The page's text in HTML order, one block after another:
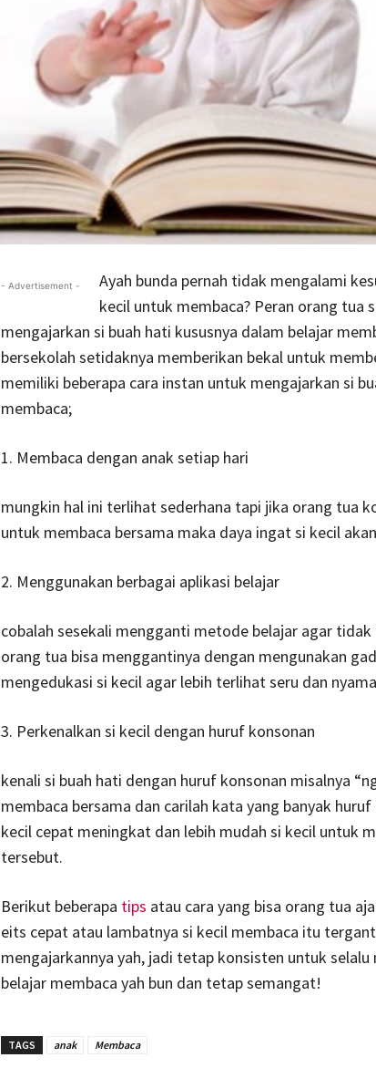
- Advertisement -
Ayah bunda pernah tidak mengalami
kecil untuk membaca? Peran orang tua
mengajarkan si buah hati kususnya dalam belajar
bersekolah setidaknya memberikan bekal untuk
memiliki beberapa cara instan untuk mengajarkan si
membaca;
1. Membaca dengan anak setiap hari
mungkin hal ini terlihat sederhana tapi jika orang tua
untuk membaca bersama maka daya ingat si kecil
2. Menggunakan berbagai aplikasi belajar
cobalah sesekali mengganti metode belajar agar
orang tua bisa menggantinya dengan mengunakan
mengedukasi si kecil agar lebih terlihat seru dan
3. Perkenalkan si kecil dengan huruf konsonan
kenali si buah hati dengan huruf konsonan misalnya
membaca bersama dan carilah kata yang banyak
kecil cepat meningkat dan lebih mudah si kecil untuk
tersebut.
Berikut beberapa tips atau cara yang bisa orang tua
eits cepat atau lambatnya si kecil membaca itu
mengajarkannya yah, jadi tetap konsisten untuk
belajar membaca yah bun dan tetap semangat!
TAGS anak Membaca